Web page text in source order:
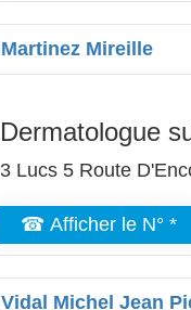
Martinez Mireille
Dermatologue
3 Lucs 5 Route
☎ Afficher le N° *
Vidal Michel Jean